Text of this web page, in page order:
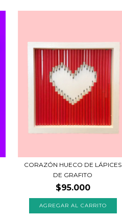
CORAZÓN HUECO DE LÁPICES
DE GRAFITO
$95.000